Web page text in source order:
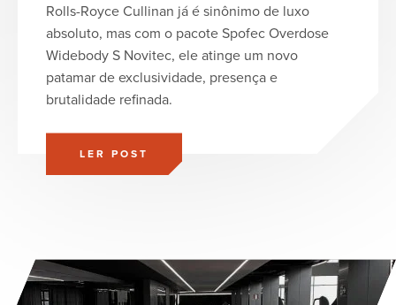
Rolls-Royce Cullinan já é sinônimo de luxo
absoluto, mas com o pacote Spofec Overdose
Widebody S Novitec, ele atinge um novo
patamar de exclusividade, presença e
brutalidade refinada.
LER POST